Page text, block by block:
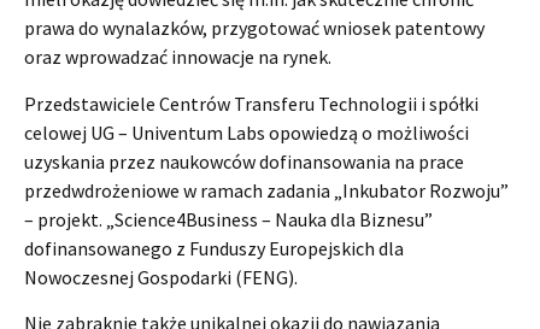
prawa do wynalazków, przygotować wniosek patentowy
oraz wprowadzać innowacje na rynek.
Przedstawiciele Centrów Transferu Technologii i spółki
celowej UG – Univentum Labs opowiedzą o możliwości
uzyskania przez naukowców dofinansowania na prace
przedwdrożeniowe w ramach zadania „Inkubator Rozwoju”
– projekt. „Science4Business – Nauka dla Biznesu”
dofinansowanego z Funduszy Europejskich dla
Nowoczesnej Gospodarki (FENG).
Nie zabraknie także unikalnej okazji do nawiązania